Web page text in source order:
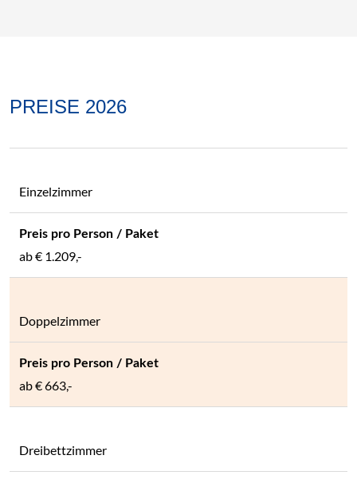
PREISE 2026
Einzelzimmer
ab€ 1.209,-
Doppelzimmer
ab€ 663,-
Dreibettzimmer